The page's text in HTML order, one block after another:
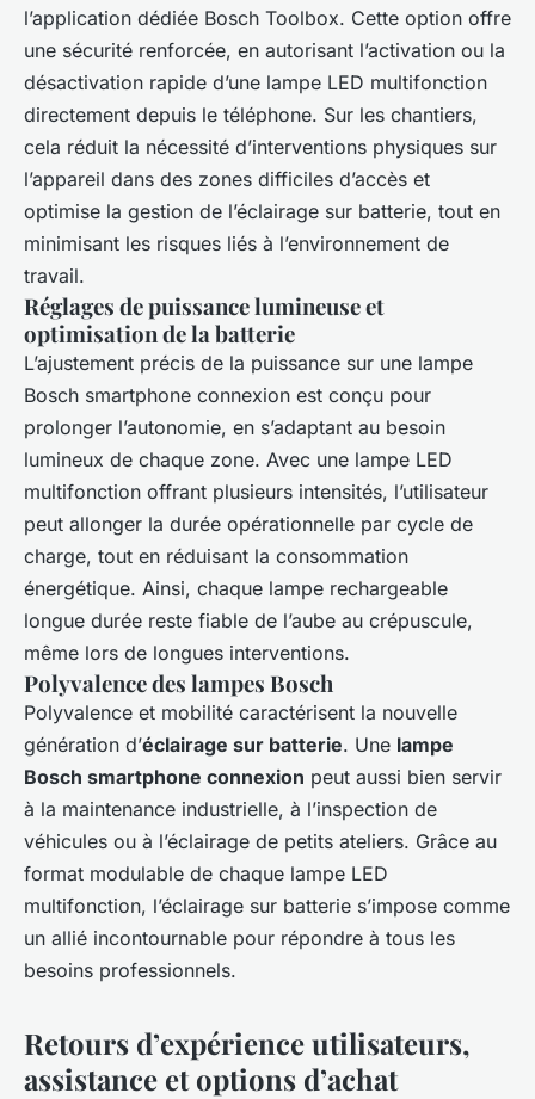
l’application dédiée Bosch Toolbox. Cette option offre
une sécurité renforcée, en autorisant l’activation ou la
désactivation rapide d’une lampe LED multifonction
directement depuis le téléphone. Sur les chantiers,
cela réduit la nécessité d’interventions physiques sur
l’appareil dans des zones difficiles d’accès et
optimise la gestion de l’éclairage sur batterie, tout en
minimisant les risques liés à l’environnement de
travail.
Réglages de puissance lumineuse et
optimisation de la batterie
L’ajustement précis de la puissance sur une lampe
Bosch smartphone connexion est conçu pour
prolonger l’autonomie, en s’adaptant au besoin
lumineux de chaque zone. Avec une lampe LED
multifonction offrant plusieurs intensités, l’utilisateur
peut allonger la durée opérationnelle par cycle de
charge, tout en réduisant la consommation
énergétique. Ainsi, chaque lampe rechargeable
longue durée reste fiable de l’aube au crépuscule,
même lors de longues interventions.
Polyvalence des lampes Bosch
Polyvalence et mobilité caractérisent la nouvelle
génération d’éclairage sur batterie. Une lampe
Bosch smartphone connexion peut aussi bien servir
à la maintenance industrielle, à l’inspection de
véhicules ou à l’éclairage de petits ateliers. Grâce au
format modulable de chaque lampe LED
multifonction, l’éclairage sur batterie s’impose comme
un allié incontournable pour répondre à tous les
besoins professionnels.
Retours d’expérience utilisateurs,
assistance et options d’achat